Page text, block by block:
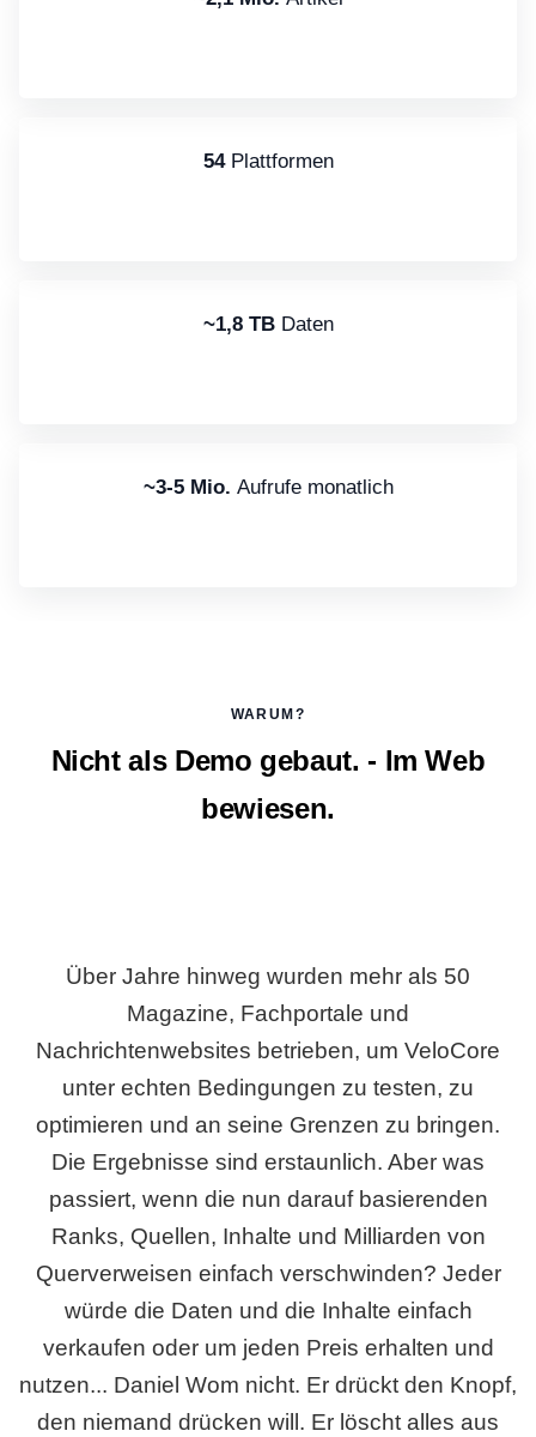
54 Plattformen
~1,8 TB Daten
~3-5 Mio. Aufrufe monatlich
WARUM?
Nicht als Demo gebaut. - Im Web
bewiesen.
Über Jahre hinweg wurden mehr als 50
Magazine, Fachportale und
Nachrichtenwebsites betrieben, um VeloCore
unter echten Bedingungen zu testen, zu
optimieren und an seine Grenzen zu bringen.
Die Ergebnisse sind erstaunlich. Aber was
passiert, wenn die nun darauf basierenden
Ranks, Quellen, Inhalte und Milliarden von
Querverweisen einfach verschwinden? Jeder
würde die Daten und die Inhalte einfach
verkaufen oder um jeden Preis erhalten und
nutzen... Daniel Wom nicht. Er drückt den Knopf,
den niemand drücken will. Er löscht alles aus